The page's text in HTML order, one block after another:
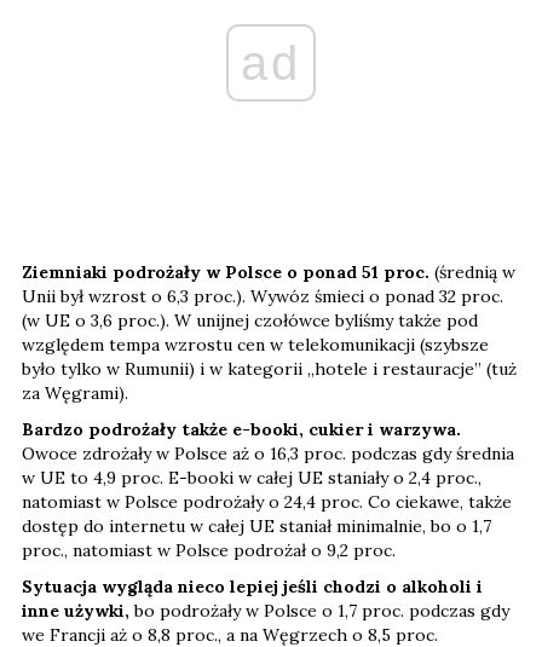
ad
Ziemniaki podrożały w Polsce o ponad 51 proc. (średnią w
Unii był wzrost o 6,3 proc.). Wywóz śmieci o ponad 32 proc.
(w UE o 3,6 proc.). W unijnej czołówce byliśmy także pod
względem tempa wzrostu cen w telekomunikacji (szybsze
było tylko w Rumunii) i w kategorii „hotele i restauracje” (tuż
za Węgrami).
Bardzo podrożały także e-booki, cukier i warzywa.
Owoce zdrożały w Polsce aż o 16,3 proc. podczas gdy średnia
w UE to 4,9 proc. E-booki w całej UE staniały o 2,4 proc.,
natomiast w Polsce podrożały o 24,4 proc. Co ciekawe, także
dostęp do internetu w całej UE staniał minimalnie, bo o 1,7
proc., natomiast w Polsce podrożał o 9,2 proc.
Sytuacja wygląda nieco lepiej jeśli chodzi o alkoholi i
inne używki, bo podrożały w Polsce o 1,7 proc. podczas gdy
we Francji aż o 8,8 proc., a na Węgrzech o 8,5 proc.